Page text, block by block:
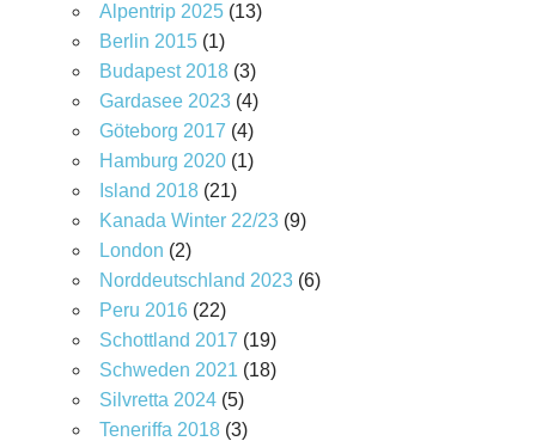
Alpentrip 2025(13)
Berlin 2015(1)
Budapest 2018(3)
Gardasee 2023(4)
Göteborg 2017 (4)
Hamburg 2020(1)
Island 2018(21)
Kanada Winter 22/23(9)
London (2)
Norddeutschland 2023(6)
Peru 2016(22)
Schottland 2017 (19)
Schweden 2021 (18)
Silvretta 2024(5)
Teneriffa 2018(3)